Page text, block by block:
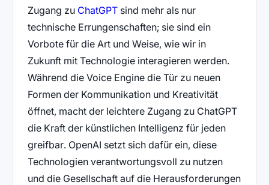
Zugang zu ChatGPT sind mehr als nur
technische Errungenschaften; sie sind ein
Vorbote für die Art und Weise, wie wir in
Zukunft mit Technologie interagieren werden.
Während die Voice Engine die Tür zu neuen
Formen der Kommunikation und Kreativität
öffnet, macht der leichtere Zugang zu ChatGPT
die Kraft der künstlichen Intelligenz für jeden
greifbar. OpenAI setzt sich dafür ein, diese
Technologien verantwortungsvoll zu nutzen
und die Gesellschaft auf die Herausforderungen